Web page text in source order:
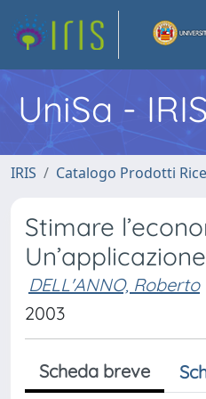
UniSa - IRIS
IRIS Catalogo Prodotti
Stimare
DELL'ANNO, Roberto
2003
Scheda breve